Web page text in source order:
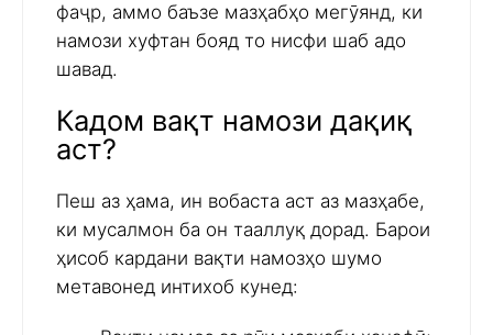
фаҷр, аммо баъзе мазҳабҳо мегӯянд, ки
намози хуфтан бояд то нисфи шаб адо
шавад.
Кадом вақт намози дақиқ
аст?
Пеш аз ҳама, ин вобаста аст аз мазҳабе,
ки мусалмон ба он тааллуқ дорад. Барои
ҳисоб кардани вақти намозҳо шумо
метавонед интихоб кунед: